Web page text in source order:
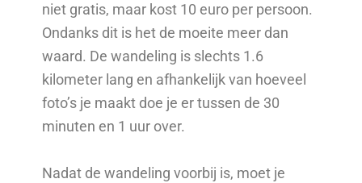
niet gratis, maar kost 10 euro per persoon.
Ondanks dit is het de moeite meer dan
waard. De wandeling is slechts 1.6
kilometer lang en afhankelijk van hoeveel
foto’s je maakt doe je er tussen de 30
minuten en 1 uur over.
Nadat de wandeling voorbij is, moet je